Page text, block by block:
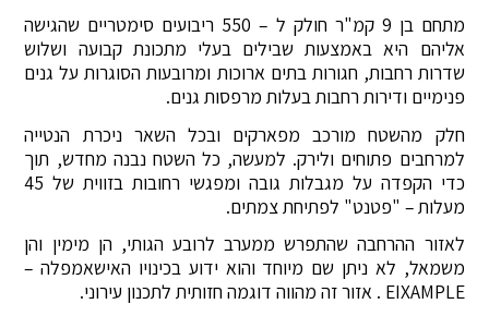
מתחם בן 9 קמ"ר חולק ל – 550 ריבועים סימטריים שהגישה
אליהם היא באמצעות שבילים בעלי מתכונת קבועה ושלוש
שדרות רחבות, חגורות בתים ארוכות ומרובעות הסוגרות על גנים
פנימיים ודירות רחבות בעלות מרפסות גנים.
חלק מהשטח מורכב מפארקים ובכל השאר ניכרת הנטייה
למרחבים פתוחים ולירק. למעשה, כל השטח נבנה מחדש, תוך
כדי הקפדה על מגבלות גובה ומפגשי רחובות בזווית של 45
מעלות – "פטנט" לפתיחת צמתים.
לאזור ההרחבה שהתפרש ממערב לרובע הגותי, הן מימין והן
משמאל, לא ניתן שם מיוחד והוא ידוע בכינויו האישאמפלה –
EIXAMPLE . אזור זה מהווה דוגמה חזותית לתכנון עירוני.